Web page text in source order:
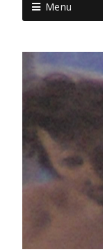
Menu